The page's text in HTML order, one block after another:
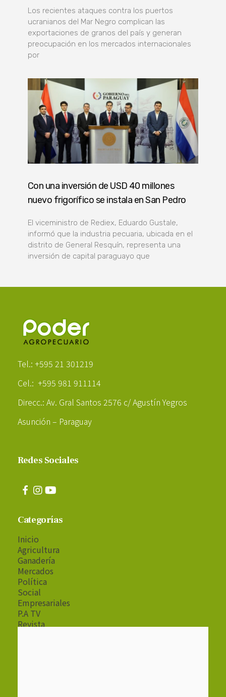
Los recientes ataques contra los puertos
ucranianos del Mar Negro complican las
exportaciones de granos del país y generan
preocupación en los mercados internacionales
por
Con una inversión de USD 40 millones
nuevo frigorífico se instala en San Pedro
El viceministro de Rediex, Eduardo Gustale,
informó que la industria pecuaria, ubicada en el
distrito de General Resquín, representa una
inversión de capital paraguayo que
Tel.: +595 21 301219
Cel.: +595 981 911114
Direcc.: Av. Gral Santos 2576 c/ Agustín Yegros
Asunción – Paraguay
Redes Sociales
Categorías
Inicio
Agricultura
Ganadería
Mercados
Política
Social
Empresariales
P.A TV
Revista